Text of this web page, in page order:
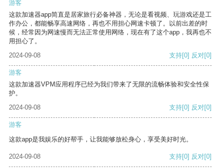
游客
这款加速器app简直是居家旅行必备神器，无论是看视频、玩游戏还是工
作办公，都能畅享高速网络，再也不用担心网速卡顿了。以前出差的时
候，经常因为网速慢而无法正常使用网络，现在有了这个app，我再也不
用担心了。
2024-09-08
支持[0] 反对[0]
游客
这款加速器VPM应用程序已经为我们带来了无限的流畅体验和安全性保
护。
2024-09-08
支持[0] 反对[0]
游客
这款app是我娱乐的好帮手，让我能够放松身心，享受美好时光。
2024-09-08 支持[0] 反对[0]